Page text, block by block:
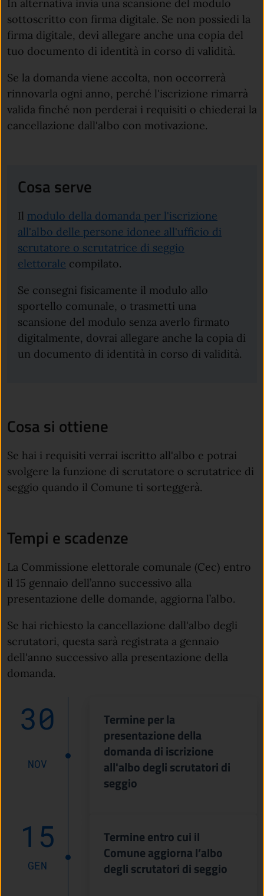
In alternativa invia una scansione del modulo
sottoscritto con firma digitale. Se non possiedi la
firma digitale, devi allegare anche una copia del
tuo documento di identità in corso di validità.
Se la domanda viene accolta, non occorrerà
rinnovarla ogni anno, perché l'iscrizione rimarrà
valida finché non perderai i requisiti o chiederai la
cancellazione dall'albo con motivazione.
Cosa serve
Il modulo della domanda per l'iscrizione
all'albo delle persone idonee all'ufficio di
scrutatore o scrutatrice di seggio
elettorale compilato.
Se consegni fisicamente il modulo allo
sportello comunale, o trasmetti una
scansione del modulo senza averlo firmato
digitalmente, dovrai allegare anche la copia di
un documento di identità in corso di validità.
Cosa si ottiene
Se hai i requisiti verrai iscritto all'albo e potrai
svolgere la funzione di scrutatore o scrutatrice di
seggio quando il Comune ti sorteggerà.
Tempi e scadenze
La Commissione elettorale comunale (Cec) entro
il 15 gennaio dell’anno successivo alla
presentazione delle domande, aggiorna l’albo.
Se hai richiesto la cancellazione dall'albo degli
scrutatori, questa sarà registrata a gennaio
dell'anno successivo alla presentazione della
domanda.
30
NOV
Termine per la
presentazione della
domanda di iscrizione
all'albo degli scrutatori di
seggio
15
GEN
Termine entro cui il
Comune aggiorna l’albo
degli scrutatori di seggio